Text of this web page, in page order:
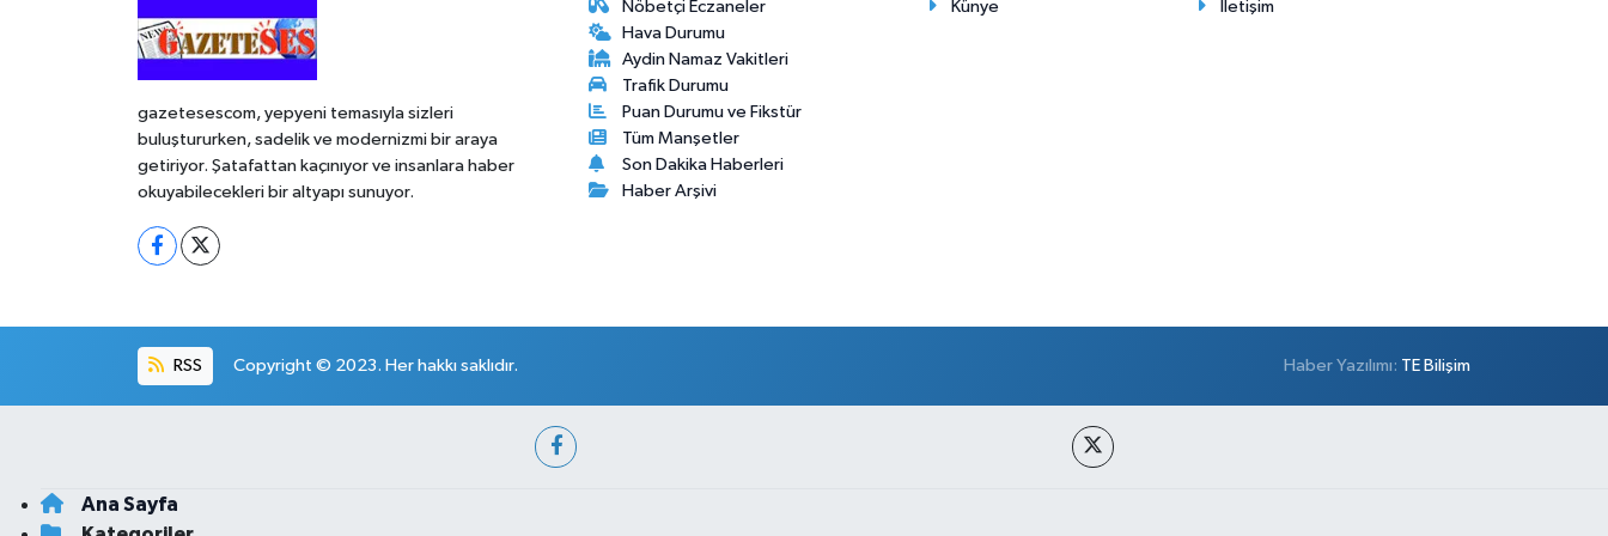
gazetesescom, yepyeni temasıyla sizleri
buluştururken, sadelik ve modernizmi bir araya
getiriyor. Şatafattan kaçınıyor ve insanlara haber
okuyabilecekleri bir altyapı sunuyor.
Nöbetçi Eczaneler
Hava Durumu
Aydin Namaz Vakitleri
Trafik Durumu
Puan Durumu ve Fikstür
Tüm Manşetler
Son Dakika Haberleri
Haber Arşivi
Künye İletişim
RSS Copyright © 2023. Her hakkı saklıdır. Haber Yazılımı: TE Bilişim
Ana Sayfa